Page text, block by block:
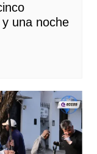
una noche